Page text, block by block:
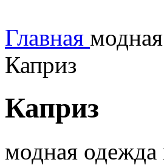
Главная
Каприз
Каприз
модная